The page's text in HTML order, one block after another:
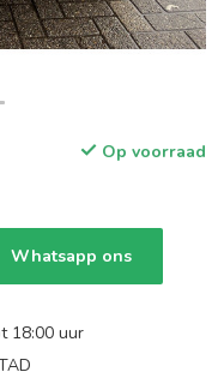
Op voorraad
Whatsapp ons
18:00 uur